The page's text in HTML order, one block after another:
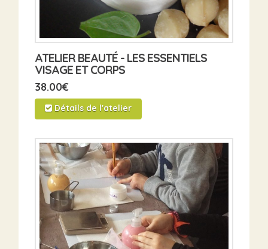
ATELIER BEAUTÉ - LES ESSENTIELS
VISAGE ET CORPS
38.00€
Détails de l'atelier